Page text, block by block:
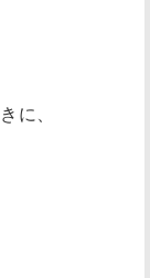
に、